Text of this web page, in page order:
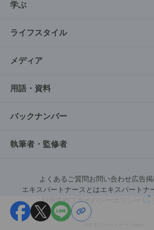
学ぶ
ライフスタイル
メディア
用語・資料
バックナンバー
執筆者・監修者
よくあるご質問お問い合わせ広告
エキスパートナースとはエキスパートナ
利用規約
プライバシーポリシー